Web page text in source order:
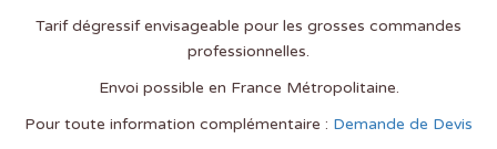
Tarif dégressif envisageable pour les grosses commandes
professionnelles.
Envoi possible en France Métropolitaine.
Pour toute information complémentaire : Demande de Devis